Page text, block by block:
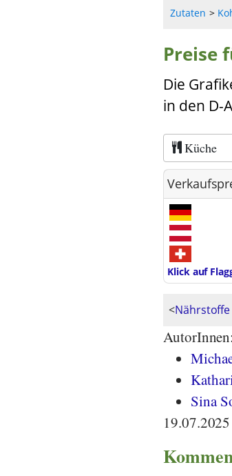
Zutaten
Preise
Die
in den D-
Küche
Klick auf
<Nährstoffe
AutorInnen:
Sina
19.07.2025